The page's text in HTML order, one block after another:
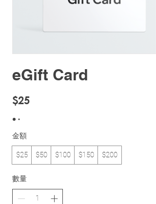
eGift Card
$25
金額
$25 $50 $100 $150 $200
數量